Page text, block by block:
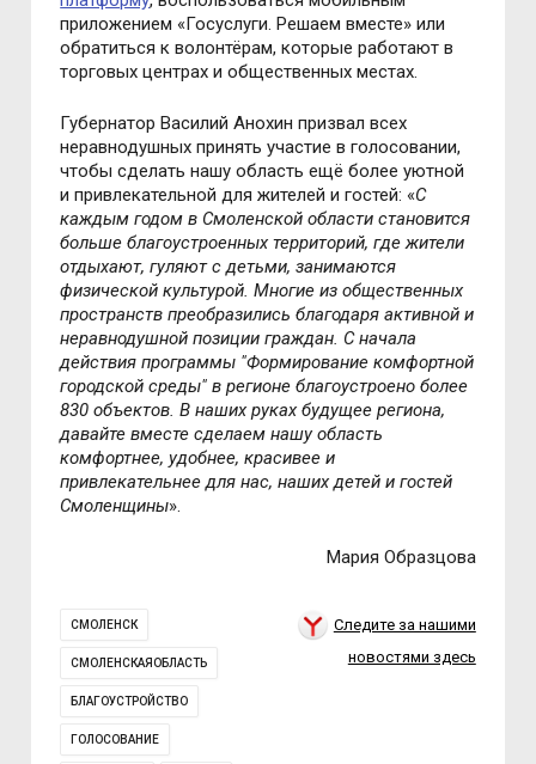
приложением «Госуслуги. Решаем вместе» или
обратиться к волонтёрам, которые работают в
торговых центрах и общественных местах.
Губернатор Василий Анохин призвал всех
неравнодушных принять участие в голосовании,
чтобы сделать нашу область ещё более уютной
и привлекательной для жителей и гостей: «С
каждым годом в Смоленской области становится
больше благоустроенных территорий, где жители
отдыхают, гуляют с детьми, занимаются
физической культурой. Многие из общественных
пространств преобразились благодаря активной и
неравнодушной позиции граждан. С начала
действия программы "Формирование комфортной
городской среды" в регионе благоустроено более
830 объектов. В наших руках будущее региона,
давайте вместе сделаем нашу область
комфортнее, удобнее, красивее и
привлекательнее для нас, наших детей и гостей
Смоленщины».
Мария Образцова
СМОЛЕНСК
СМОЛЕНСКАЯОБЛАСТЬ
БЛАГОУСТРОЙСТВО
ГОЛОСОВАНИЕ
Следите за нашими
новостями здесь